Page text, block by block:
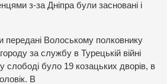
з-за Дніпра були засновані і
передані Волоському полковнику
за службу в Турецькій війні
слободі було 19 козацьких дворів, в
В